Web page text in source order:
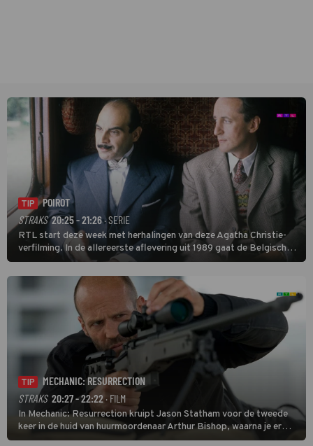
TIP
POIROT
STRAKS 20:25 - 21:26· SERIE
RTL start deze week met herhalingen van deze Agatha Christie-
verfilming. In de allereerste aflevering uit 1989 gaat de Belgische
speurder op zoek naar een vermiste kok. Poirot raakt al snel
verwikkeld in een moordzaak. (HH)
TIP
MECHANIC: RESURRECTION
STRAKS 20:27 - 22:22 · FILM
In Mechanic: Resurrection kruipt Jason Statham voor de tweede
keer in de huid van huurmoordenaar Arthur Bishop, waarna je er
donder op kunt zeggen dat er van Bishops geplande pensioen niet